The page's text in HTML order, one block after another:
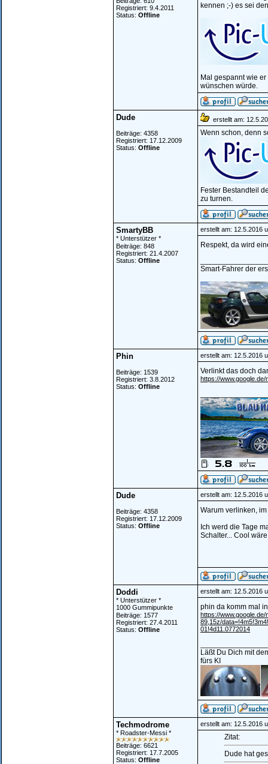
Registriert: 9.4.2011
Status: Offline
kennen ;-) es sei
Mal gespannt wie
wünschen würde.
Dude
Beiträge: 4358
Registriert: 17.12.2009
Status: Offline
erstellt am:
Wenn schon, denn
Fester Bestandteil
zu turnen.
SmartyBB
* Unterstützer *
Beiträge: 848
Registriert: 21.4.2007
Status: Offline
erstellt am: 12.5.2016
Respekt, da wird
Smart-Fahrer der
Phin
Beiträge: 1539
Registriert: 3.8.2012
Status: Offline
erstellt am: 12.5.2016
Verlinkt das doch
https://
Dude
Beiträge: 4358
Registriert: 17.12.2009
Status: Offline
erstellt am: 12.5.2016
Warum verlinken,
Ich werd die Tage
Schalter... Cool
Doddi
* Unterstützer *
1000 Gummipunkte
Beiträge: 1577
Registriert: 27.4.2011
Status: Offline
erstellt am: 12.5.2016
phin da komm mal
https://
89,15z/
01!4d11.0772014
Läßt Du Dich mit
fürs KI
Techmodrome
* Roadster-Messi *
Beiträge: 6621
Registriert: 17.7.2005
Status: Offline
erstellt am: 12.5.2016
Zitat:
Dude hat